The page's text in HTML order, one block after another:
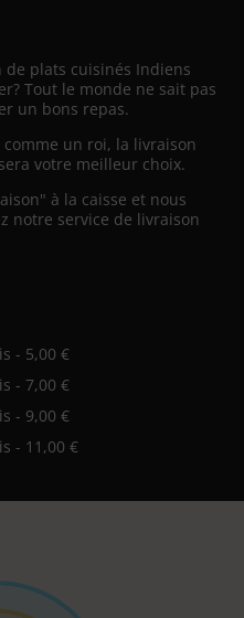
de plats cuisinés Indiens
Tout le monde ne sait pas
un bons repas.
un roi, la livraison
votre meilleur choix.
à la caisse et nous
notre service de livraison
- 5,00 €
- 7,00 €
- 9,00 €
- 11,00 €